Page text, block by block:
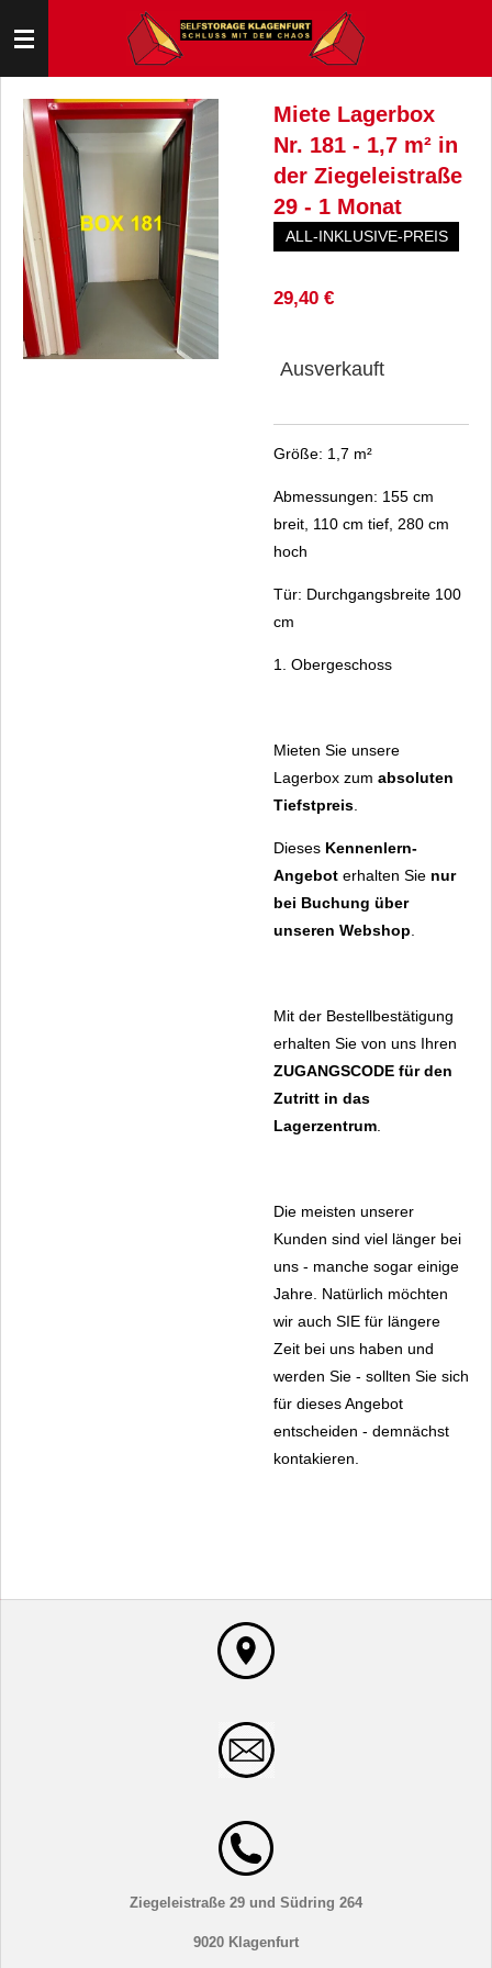
Hauptinhalt
springen
Miete Lagerbox
Nr. 181 - 1,7 m² in
der Ziegeleistraße
29 - 1 Monat
ALL-INKLUSIVE-PREIS
29,40 €
Ausverkauft
Größe: 1,7 m²
Abmessungen: 155 cm
breit, 110 cm tief, 280 cm
hoch
Tür: Durchgangsbreite 100
cm
1. Obergeschoss
Mieten Sie unsere
Lagerbox zum absoluten
Tiefstpreis.
Dieses Kennenlern-
Angebot erhalten Sie nur
bei Buchung über
unseren Webshop.
Mit der Bestellbestätigung
erhalten Sie von uns Ihren
ZUGANGSCODE für den
Zutritt in das
Lagerzentrum.
Die meisten unserer
Kunden sind viel länger bei
uns - manche sogar einige
Jahre. Natürlich möchten
wir auch SIE für längere
Zeit bei uns haben und
werden Sie - sollten Sie sich
für dieses Angebot
entscheiden - demnächst
kontakieren.
Ziegeleistraße 29 und Südring 264
9020 Klagenfurt